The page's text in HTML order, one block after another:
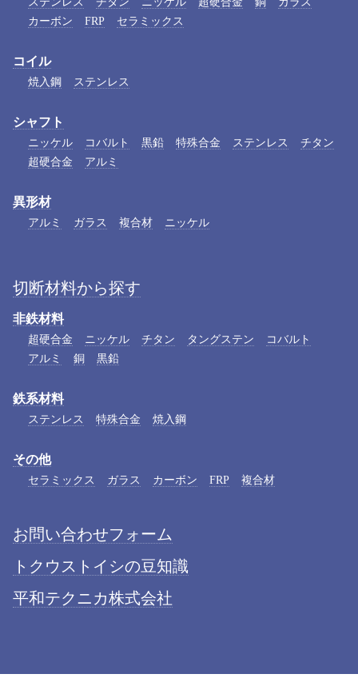
カーボン
FRP セラミックス
コイル
焼入鋼 ステンレス
シャフト
ニッケル コバルト 黒鉛 特殊合金 ステンレス
チタン
超硬合金
アルミ
異形材
アルミ ガラス 複合材 ニッケル
切断材料から探す
非鉄材料
超硬合金 ニッケル チタン タングステン
コバルト
アルミ
銅 黒鉛
鉄系材料
ステンレス 特殊合金 焼入鋼
その他
セラミックス ガラス カーボン FRP 複合材
お問い合わせフォーム
トクウストイシの豆知識
平和テクニカ株式会社